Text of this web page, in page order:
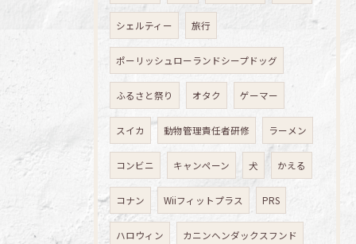
シェルティー 旅行
ポーリッシュローランドシープドッグ
ふるさと祭り オタク ゲーマー
スイカ 動物管理責任者研修 ラーメン
コンビニ キャンペーン 犬 かえる
コナン Wiiフィットプラス PRS
ハロウィン カニンヘンダックスフンド